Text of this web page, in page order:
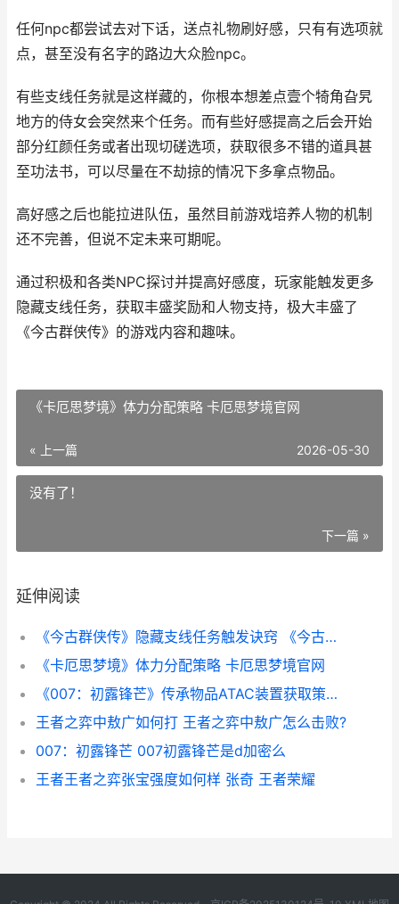
任何npc都尝试去对下话，送点礼物刷好感，只有有选项就
点，甚至没有名字的路边大众脸npc。
有些支线任务就是这样藏的，你根本想差点壹个犄角旮旯
地方的侍女会突然来个任务。而有些好感提高之后会开始
部分红颜任务或者出现切磋选项，获取很多不错的道具甚
至功法书，可以尽量在不劫掠的情况下多拿点物品。
高好感之后也能拉进队伍，虽然目前游戏培养人物的机制
还不完善，但说不定未来可期呢。
通过积极和各类NPC探讨并提高好感度，玩家能触发更多
隐藏支线任务，获取丰盛奖励和人物支持，极大丰盛了
《今古群侠传》的游戏内容和趣味。
《卡厄思梦境》体力分配策略 卡厄思梦境官网
« 上一篇 2026-05-30
没有了！
下一篇 »
延伸阅读
《今古群侠传》隐藏支线任务触发诀窍 《今古群侠传》新角色加点推荐
《卡厄思梦境》体力分配策略 卡厄思梦境官网
《007：初露锋芒》传承物品ATAC装置获取策略 007初露锋芒配置要求
王者之弈中敖广如何打 王者之弈中敖广怎么击败?
007：初露锋芒 007初露锋芒是d加密么
王者王者之弈张宝强度如何样 张奇 王者荣耀